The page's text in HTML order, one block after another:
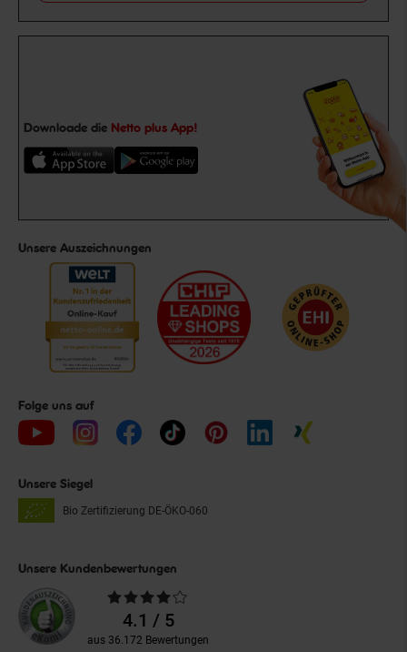
Downloade die Netto plus App!
Unsere Auszeichnungen
Folge uns auf
Unsere Siegel
Bio Zertifizierung DE-ÖKO-060
Unsere Kundenbewertungen
Durchschnittliche
Bewertungen4.1 / 5
aus 36.172 Bewertungen